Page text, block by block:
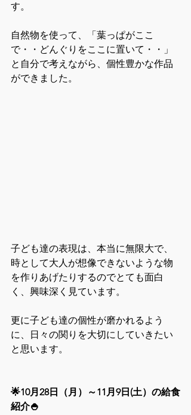
す。
自然物を使って、「葉っぱがここ
で・・どんぐりをここに置いて・・」
と自分で考えながら、個性豊かな作品
ができました。
子ども達の表現は、本当に無限大で、
時として大人が想像できないような物
を作りあげたりするのでとても面白
く、興味深く見ています。
更に子ども達の個性が磨かれるよう
に、日々の関りを大切にしていきたい
と思います。
🌟10月28日（月）～11月9日(土）の給食
紹介🍚